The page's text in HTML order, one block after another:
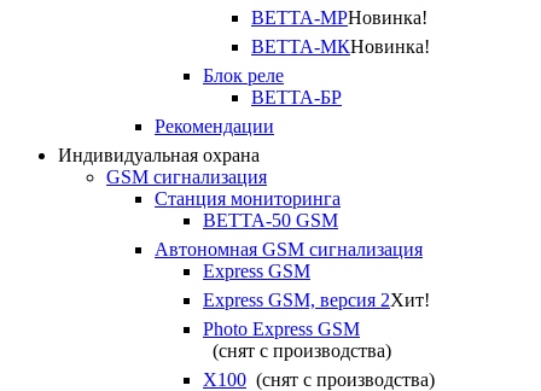
ВЕТТА-МРНовинка!
ВЕТТА-МКНовинка!
Блок реле
ВЕТТА-БР
Рекомендации
Индивидуальная охрана
GSM сигнализация
Станция мониторинга
ВЕТТА-50 GSM
Автономная GSM сигнализация
Express GSM
Express GSM, версия 2Хит!
Photo Express GSM
(снят с производства)
X100 (снят с производства)